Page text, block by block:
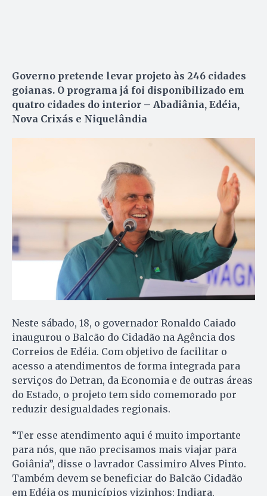
Governo pretende levar projeto às 246 cidades
goianas. O programa já foi disponibilizado em
quatro cidades do interior – Abadiânia, Edéia,
Nova Crixás e Niquelândia
Neste sábado, 18, o governador Ronaldo Caiado
inaugurou o Balcão do Cidadão na Agência dos
Correios de Edéia. Com objetivo de facilitar o
acesso a atendimentos de forma integrada para
serviços do Detran, da Economia e de outras áreas
do Estado, o projeto tem sido comemorado por
reduzir desigualdades regionais.
“Ter esse atendimento aqui é muito importante
para nós, que não precisamos mais viajar para
Goiânia”, disse o lavrador Cassimiro Alves Pinto.
Também devem se beneficiar do Balcão Cidadão
em Edéia os municípios vizinhos: Indiara,